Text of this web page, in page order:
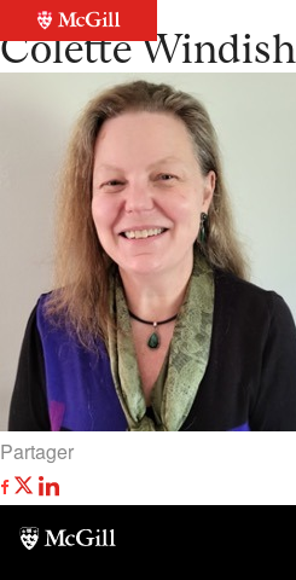
Retour à la liste
Colette Windish
Partager